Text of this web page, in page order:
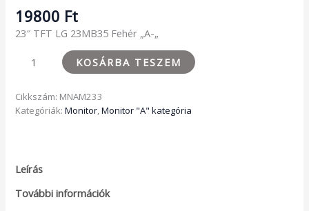
19800 Ft
23″ TFT LG 23MB35 Fehér „A-„
KOSÁRBA TESZEM
Cikkszám: MNAM233
Kategóriák:Monitor,Monitor "A" kategória
Leírás
További információk